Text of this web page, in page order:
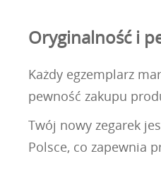
Oryginalność i
Każdy egzemplarz
pewność zakupu
Twój nowy zegarek
Polsce, co zapewnia